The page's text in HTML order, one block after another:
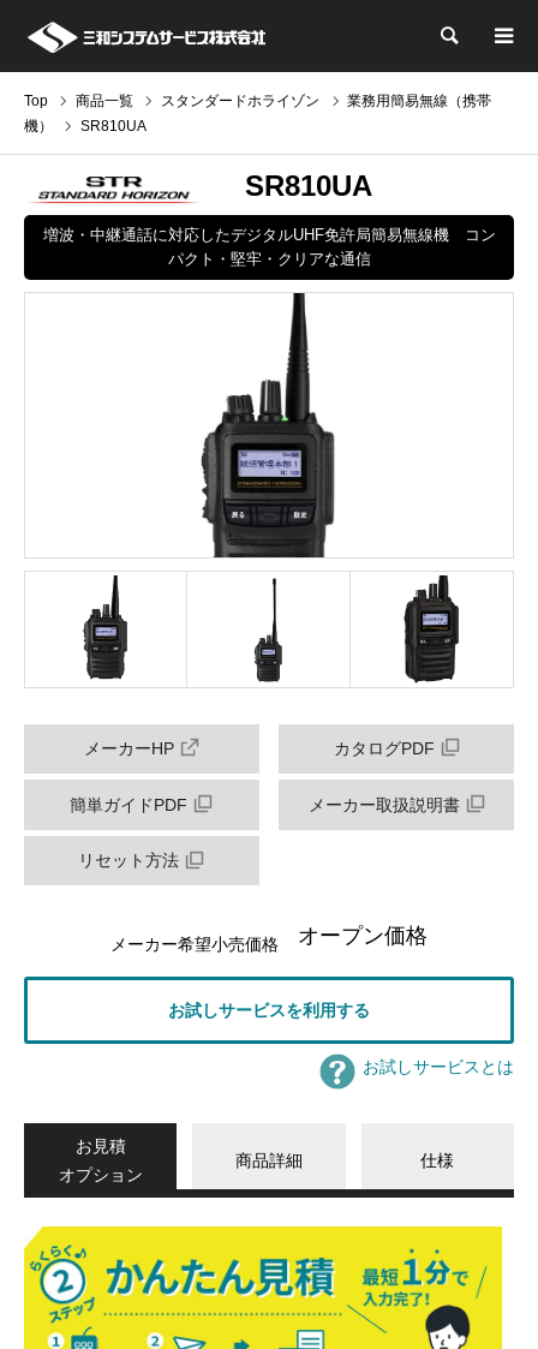
検索
Top 商品一覧 スタンダードホライゾン
業務用簡易無線（携帯
機）
SR810UA
SR810UA
増波・中継通話に対応したデジタルUHF免許局簡易無線機 コン
パクト・堅牢・クリアな通信
メーカーHP カタログPDF
簡単ガイドPDF メーカー取扱説明書
リセット方法
メーカー希望小売価格 オープン価格
お試しサービスを利用する
お試しサービスとは
お見積
オプション
商品詳細 仕様
か
ん
た
ん